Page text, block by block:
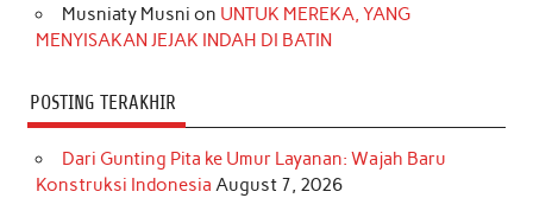
Musniaty Musni on UNTUK MEREKA, YANG
MENYISAKAN JEJAK INDAH DI BATIN
POSTING TERAKHIR
Dari Gunting Pita ke Umur Layanan: Wajah Baru
Konstruksi Indonesia August 7, 2026